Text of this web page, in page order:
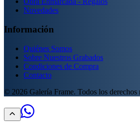
Novedades
Información
Quiénes Somos
Sobre Nuestros Grabados
Condiciones de Compra
Contacto
© 2026 Galería Frame. Todos los derechos